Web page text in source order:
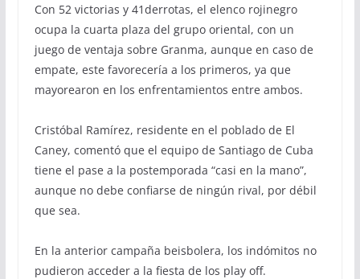
Con 52 victorias y 41derrotas, el elenco rojinegro
ocupa la cuarta plaza del grupo oriental, con un
juego de ventaja sobre Granma, aunque en caso de
empate, este favorecería a los primeros, ya que
mayorearon en los enfrentamientos entre ambos.
Cristóbal Ramírez, residente en el poblado de El
Caney, comentó que el equipo de Santiago de Cuba
tiene el pase a la postemporada “casi en la mano”,
aunque no debe confiarse de ningún rival, por débil
que sea.
En la anterior campaña beisbolera, los indómitos no
pudieron acceder a la fiesta de los play off.